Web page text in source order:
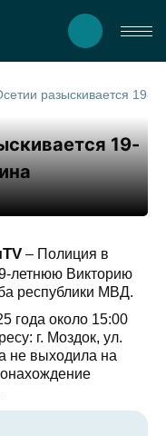
19-
– Полиция в
летнюю Викторию
республики МВД.
года около 15:00
г. Моздок, ул.
не выходила на